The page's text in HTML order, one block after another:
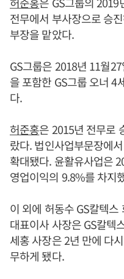
전무에서 부사장으로 승
부장을 맡았다.
GS그룹은 2018년 11월
을 포함한 GS그룹 오너 4
다.
허준홍은 2015년 전무로
랐다. 법인사업부문장에
확대됐다. 윤활유사업은
영업이익의 9.8%를 차지
이 외에 허동수 GS칼텍
대표이사 사장은 GS칼텍
세홍 사장은 2년 만에 다시
무하게 됐다.